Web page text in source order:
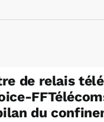
de relais
du